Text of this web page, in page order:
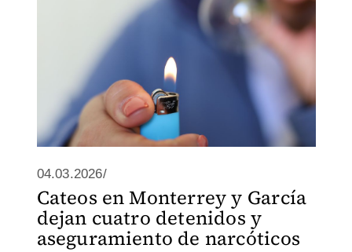
04.03.2026/
Cateos en Monterrey y García
dejan cuatro detenidos y
aseguramiento de narcóticos